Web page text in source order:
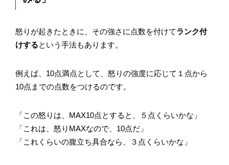
怒りが起きたときに、その強さに点数を付けてランク付
けするという手法もあります。
例えば、10点満点として、怒りの強度に応じて１点から
10点までの点数をつけるのです。
「この怒りは、MAX10点とすると、５点くらいかな」
「これは、怒りMAXなので、10点だ」
「これくらいの腹立ち具合なら、３点くらいかな」